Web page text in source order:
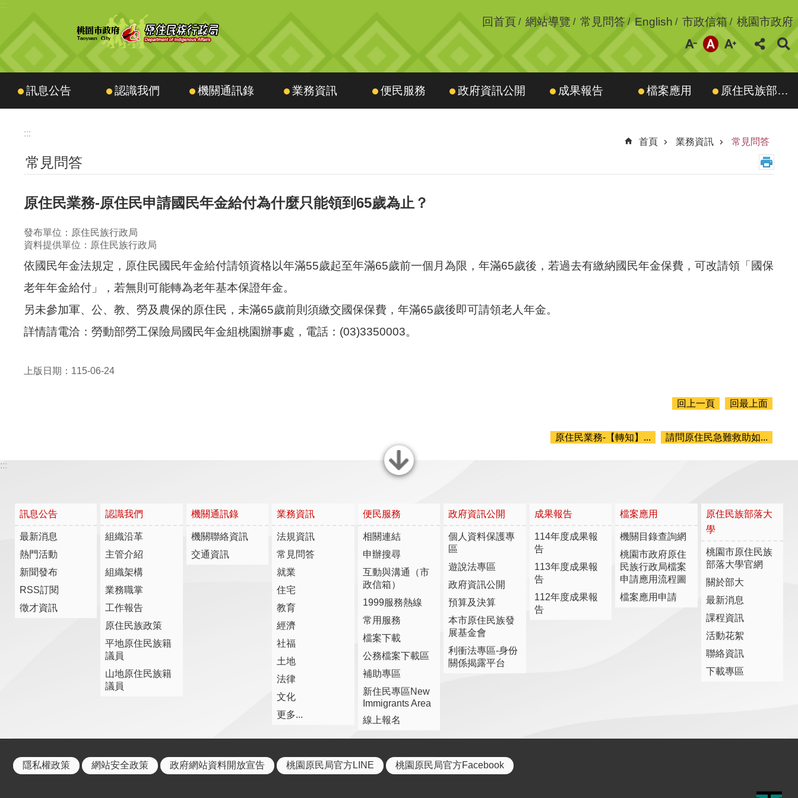
跳到主要內容區塊
:::
回首頁 網站導覽 常見問答 English 市政信箱 桃園市政府
訊息公告 認識我們 機關通訊錄 業務資訊 便民服務 政府資訊公開 成果報告 檔案應用 原住民族部落大學
:::
首頁
業務資訊 常見問答
常見問答
原住民業務-原住民申請國民年金給付為什麼只能領到65歲為止？
發布單位：原住民族行政局
資料提供單位：原住民族行政局
依國民年金法規定，原住民國民年金給付請領資格以年滿55歲起至年滿65歲前一個月為限，年滿65歲後，若過去有繳納國民年金保費，可改請領「國保
老年年金給付」，若無則可能轉為老年基本保證年金。
另未參加軍、公、教、勞及農保的原住民，未滿65歲前則須繳交國保保費，年滿65歲後即可請領老人年金。
詳情請電洽：勞動部勞工保險局國民年金組桃園辦事處，電話：(03)3350003。
上版日期：115-06-24
回上一頁 回最上面
原住民業務-【轉知】... 請問原住民急難救助如...
關閉
:::
訊息公告
最新消息
熱門活動
新聞發布
RSS訂閱
徵才資訊
認識我們
組織沿革
主管介紹
組織架構
業務職掌
工作報告
原住民族政策
平地原住民族籍
議員
山地原住民族籍
議員
機關通訊錄
機關聯絡資訊
交通資訊
業務資訊
法規資訊
常見問答
就業
住宅
教育
經濟
社福
土地
法律
文化
更多...
便民服務
相關連結
申辦搜尋
互動與溝通（市
政信箱）
1999服務熱線
常用服務
檔案下載
公務檔案下載區
補助專區
新住民專區New
Immigrants Area
線上報名
政府資訊公開
個人資料保護專
區
遊說法專區
政府資訊公開
預算及決算
本市原住民族發
展基金會
利衝法專區-身份
關係揭露平台
成果報告
114年度成果報
告
113年度成果報
告
112年度成果報
告
檔案應用
機關目錄查詢網
桃園市政府原住
民族行政局檔案
申請應用流程圖
檔案應用申請
原住民族部落大
學
桃園市原住民族
部落大學官網
關於部大
最新消息
課程資訊
活動花絮
聯絡資訊
下載專區
隱私權政策 網站安全政策 政府網站資料開放宣告 桃園原民局官方LINE 桃園原民局官方Facebook